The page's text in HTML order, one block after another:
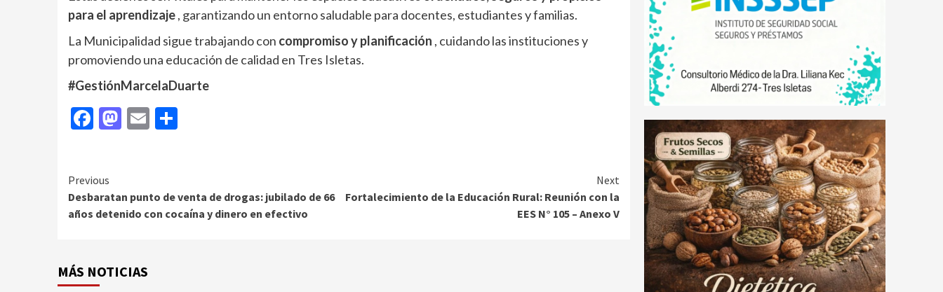
para el aprendizaje, garantizando un entorno saludable para docentes, estudiantes y familias.
La Municipalidad sigue trabajando con compromiso y planificación , cuidando las instituciones y
promoviendo una educación de calidad en Tres Isletas.
#GestiónMarcelaDuarte
Facebook
Mastodon
Email
Continue
Reading
Previous
Desbaratan punto de venta de drogas: jubilado de 66
años detenido con cocaína y dinero en efectivo
Next
Fortalecimiento de la Educación Rural: Reunión con la
EES N° 105 – Anexo V
MÁS NOTICIAS